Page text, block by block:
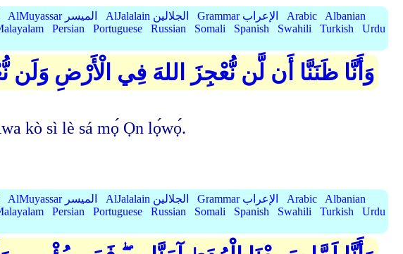
AlMuyassar الميسر AlJalalain الجلالين Grammar الإعراب Arabic
Albanian
Persian Portuguese Russian Somali Spanish Swahili Turkish
Urdu
وَأَنَّا ظَنَنَّا أَن لَّن نُّعْجِزَ اللهَ فِي الْأَرْضِ وَلَن
kò sì lè sá mọ́ Ọn lọ́wọ́.
AlMuyassar الميسر AlJalalain الجلالين Grammar الإعراب Arabic
Albanian
Persian Portuguese Russian Somali Spanish Swahili Turkish
Urdu